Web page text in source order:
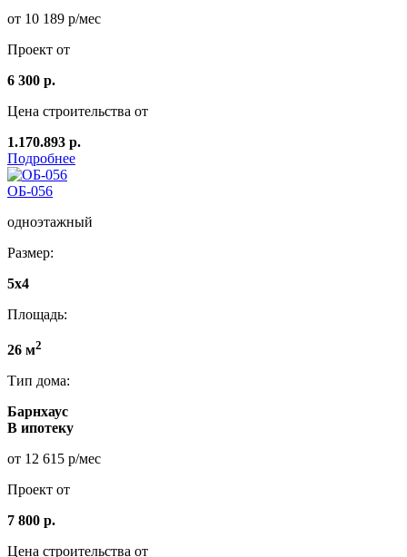
от 10 189 р/мес
Проект от
6 300 р.
Цена строительства от
1.170.893 р.
Подробнее
ОБ-056
одноэтажный
Размер:
5x4
Площадь:
26 м2
Тип дома:
Барнхаус
В ипотеку
от 12 615 р/мес
Проект от
7 800 р.
Цена строительства от